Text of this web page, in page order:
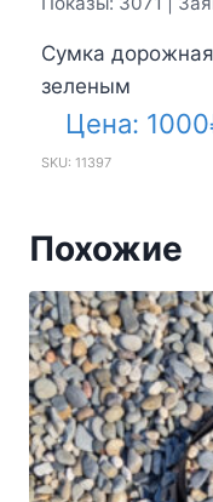
Сумка
зеленым
Цена: 1000
SKU: 11397
Похожие